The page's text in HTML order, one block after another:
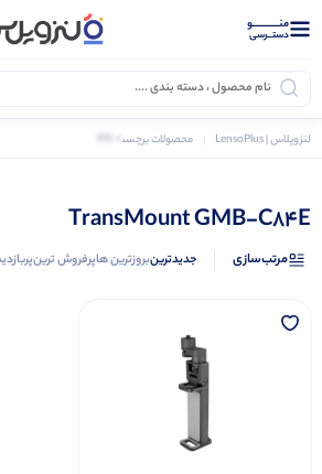
منــــــــــــو
دستــرسی
لنزوپلاس | LensoPlus محصولات برچسب خورده “TransMount GMB-C84E”
TransMount GMB-C84E
مرتب‌سازی جدیدترینبروزترین هاپرفروش ترین